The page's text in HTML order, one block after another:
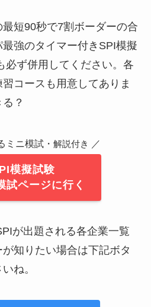
短90秒で7割ボーダーの合
強のタイマー付きSPI模擬
必ず併用してください。各
コースも用意してありま
？
ミニ模試・ 解説付き ／
模擬試験
試ページに行く
が出題される各企業一覧
知りたい場合は下記ボタ
ね。